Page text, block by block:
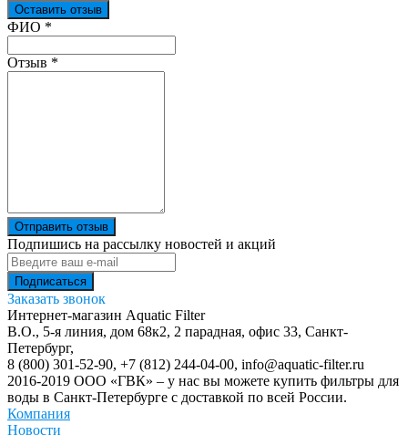
Оставить отзыв
Ваш отзыв был отправлен!
ФИО *
Отзыв *
Отправить отзыв
Подпишись на рассылку новостей и акций
Заказать звонок
Интернет-магазин Aquatic Filter
В.О., 5-я линия, дом 68к2, 2 парадная, офис 33, Санкт-
Петербург,
8 (800) 301-52-90, +7 (812) 244-04-00, info@aquatic-filter.ru
2016-2019 ООО «ГВК» – у нас вы можете купить фильтры для
воды в Санкт-Петербурге с доставкой по всей России.
Компания
Новости